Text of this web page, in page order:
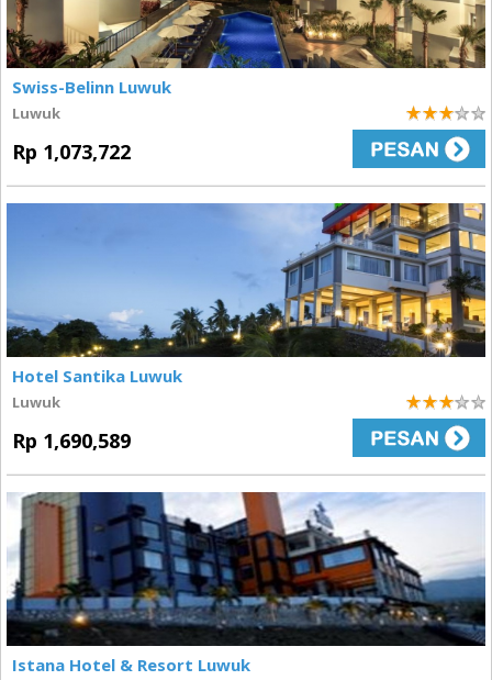
Swiss-Belinn Luwuk
Luwuk
Rp 1,073,722
3
Hotel Santika Luwuk
Luwuk
Rp 1,690,589
3
Istana Hotel & Resort Luwuk